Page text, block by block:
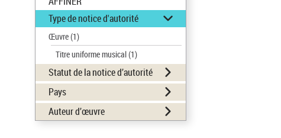
Type de notice d'autorité
Œuvre(1)
Titre uniforme musical(1)
Statut de la notice d’autorité
Pays
Auteur d’œuvre